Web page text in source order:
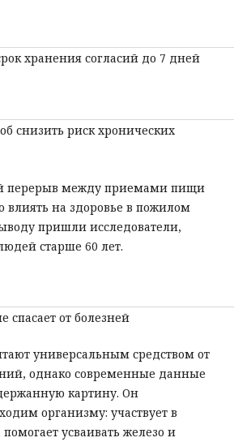
хранения согласий до 7 дней
снизить риск хронических
перерыв между приемами пищи
влиять на здоровье в пожилом
пришли исследователи,
старше 60 лет.
спасает от болезней
универсальным средством от
однако современные данные
картину. Он
организму: участвует в
усваивать железо и